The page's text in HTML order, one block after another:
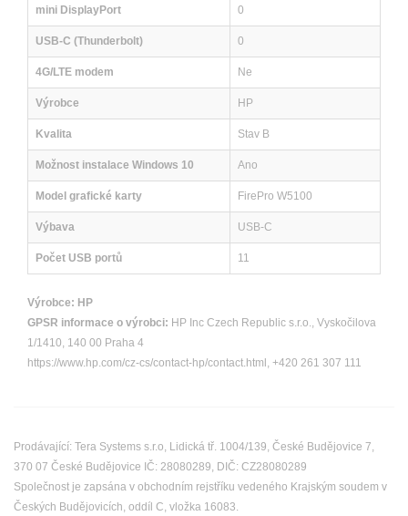
mini DisplayPort 0
USB-C (Thunderbolt) 0
4G/LTE modem Ne
Výrobce HP
Kvalita Stav B
Možnost instalace Windows 10 Ano
Model grafické karty FirePro W5100
Výbava USB-C
Počet USB portů 11
Výrobce: HP
GPSR informace o výrobci: HP Inc Czech Republic s.r.o., Vyskočilova
1/1410, 140 00 Praha 4
https://www.hp.com/cz-cs/contact-hp/contact.html, +420 261 307 111
Prodávající: Tera Systems s.r.o, Lidická tř. 1004/139, České Budějovice 7,
370 07 České Budějovice IČ: 28080289, DIČ: CZ28080289
Společnost je zapsána v obchodním rejstříku vedeného Krajským soudem v
Českých Budějovicích, oddíl C, vložka 16083.